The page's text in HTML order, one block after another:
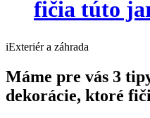
fičia túto
iExteriér a záhrada
Máme pre vás 3
dekorácie, ktoré